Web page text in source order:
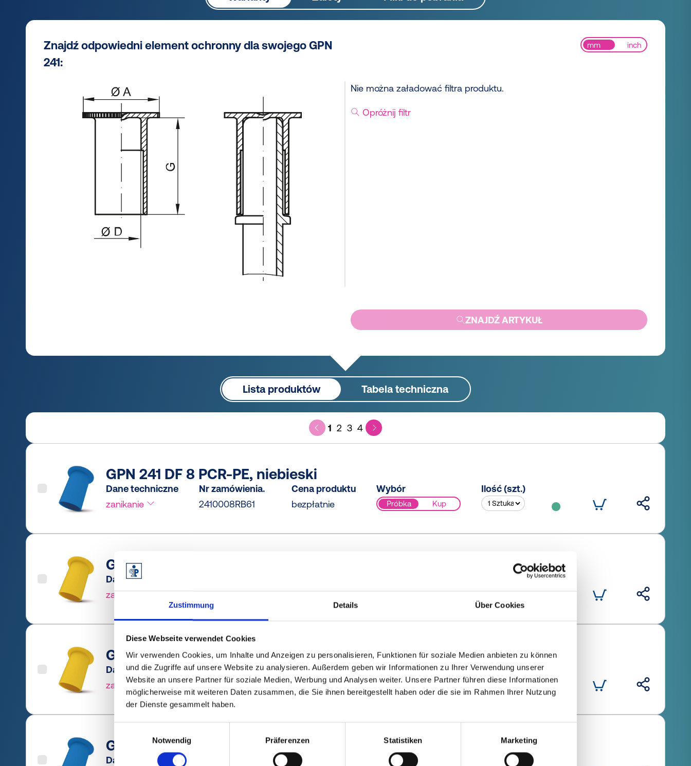
Zustimmung Details Über Cookies
Diese Webseite verwendet Cookies
Wir verwenden Cookies, um Inhalte und Anzeigen zu personalisieren, Funktionen für soziale Medien anbieten zu können
und die Zugriffe auf unsere Website zu analysieren. Außerdem geben wir Informationen zu Ihrer Verwendung unserer
Website an unsere Partner für soziale Medien, Werbung und Analysen weiter. Unsere Partner führen diese Informationen
möglicherweise mit weiteren Daten zusammen, die Sie ihnen bereitgestellt haben oder die sie im Rahmen Ihrer Nutzung
der Dienste gesammelt haben.
Notwendig
Präferenzen Statistiken Marketing
Znajdź odpowiedni element ochronny dla swojego GPN
241:
Nie można załadować filtra produktu.
mm inch
Opróżnij filtr
ZNAJDŹ ARTYKUŁ
Lista produktów Tabela techniczna
1 2 3 4
GPN 241 DF 8 PCR-PE, niebieski
Dane techniczne
zanikanie
Nr zamówienia.
2410008RB61
Cena produktu
bezpłatnie
Wybór
Próbka Kup
Ilość (szt.)
GPN 241 DF 8 PCR-PE / PE-LD, żółty
Dane techniczne
zanikanie
24100080073
bezpłatnie
Próbka Kup
GPN 241 DF 8 PE-LD, żółty
Dane techniczne
zanikanie
Nr zamówienia.
24100080000
Cena produktu
bezpłatnie
Wybór
Próbka Kup
Ilość (szt.)
GPN 241 DF 10 PCR-PE, niebieski
Dane techniczne
Cena produktu
Wybór Ilość (szt.)